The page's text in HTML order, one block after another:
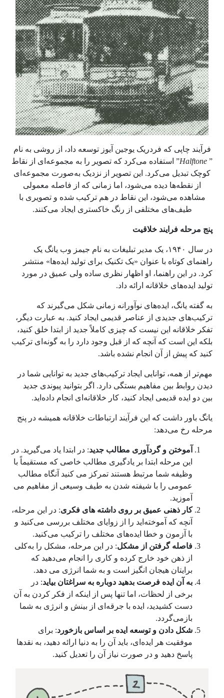
فرآیند چاپی که فردریک یوجین آیوز توسعه داد، از روشی به نام
”
Halftone” استفاده می‌کرد که تصویر را به مجموعه‌ای از نقاط
کوچک تبدیل می‌کرد. این تصویر از نزدیک به‌صورت مجموعه‌ای
از نقطه‌ها دیده می‌شود، اما زمانی که از فاصله معمولی
مشاهده می‌شود، این نقاط در هم ترکیب شده و تصویری با
طیف‌های مختلفی از رنگ خاکستری ایجاد می‌کنند.
پنج مرحله فرایند خلاقیت
در سال ۱۹۴۰، یک مدیر تبلیغات به نام جیمز وب یانگ یک
راهنمای کوتاه با عنوان «یک تکنیک برای تولید ایده‌ها» منتشر
کرد. در این راهنما، او اظهار نظری ساده ولی عمیق در مورد
تولید ایده‌های خلاقانه ارائه داد.
به گفته یانگ، ایده‌های نوآورانه زمانی شکل می‌گیرند که
ترکیب‌های جدیدی از عناصر قدیمی ایجاد کنید. به عبارت دیگر،
تفکر خلاقانه این نیست که چیزی کاملاً جدید از ابتدا خلق کنید،
بلکه این است که آنچه که از قبل وجود دارد را به گونه‌ای ترکیب
کنید که پیش از آن انجام نشده باشد.
مهم‌تر از همه، توانایی ایجاد ترکیب‌های جدید به توانایی شما در
دیدن روابط بین مفاهیم بستگی دارد. اگر بتوانید پیوندی جدید
بین دو ایده قدیمی ایجاد کنید، کار خلاقانه‌ای انجام داده‌اید.
یانگ باور داشت که این فرآیند ارتباطات خلاقانه همیشه در پنج
مرحله رخ می‌دهد:
آموختن و گردآوری مطالب جدید: در ابتدا یاد می‌گیرید. در
این مرحله ابتدا بر یادگیری مطالب خاصی که مستقیماً با
وظیفه شما مرتبط هستند تمرکز می کنید آنگاه مطالب
عمومی را با شیفته شدن به طیف وسیعی از مفاهیم می
آموزید.
کار ذهنی عمیق بر روی داشته های فکری: در این مرحله،
آنچه که آموخته‌اید را از زوایای مختلف بررسی می‌کنید و
با آزمون و خطا ایده‌های مختلف را ترکیب می‌کنید.
فاصله گرفتن از مشکل: در این مرحله، مشکل را به‌کلی
از ذهن خود خارج کرده و کاری را انجام می‌دهید که
برایتان هیجان انگیز است و به شما انرژی می دهد.
به آن ایده فرصت بدهید دوباره به سراغتان بیاید: در
برخی از لحظات، اما تنها پس از اینکه از فکر کردن به آن
دست کشیدید، ایده با جرقه‌ای از بینش و انرژی به شما
بازمی‌گردد.
شکل دادن و توسعه ایده بر اساس بازخورد: برای
موفقیت هر ایده‌ای، باید آن را به دنیا ارائه دهید، به نقدها
پاسخ دهید و در صورت نیاز آن را تعدیل کنید.